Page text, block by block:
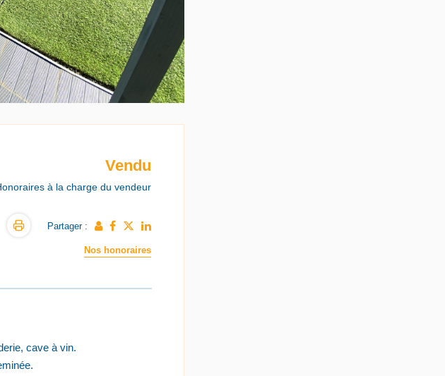
Vendu
à la charge du vendeur
Partager :
Nos honoraires
cave à vin.